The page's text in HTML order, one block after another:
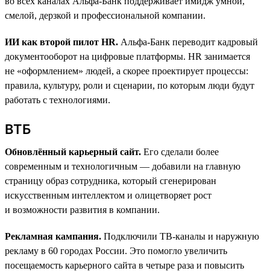
смелой, дерзкой и профессиональной компании.
ИИ как второй пилот HR. Альфа-Банк переводит кадровый
документооборот на цифровые платформы. HR занимается
не «оформлением» людей, а скорее проектирует процессы:
правила, культуру, роли и сценарии, по которым люди будут
работать с технологиями.
ВТБ
Обновлённый карьерный сайт. Его сделали более
современным и технологичным — добавили на главную
страницу образ сотрудника, который сгенерирован
искусственным интеллектом и олицетворяет рост
и возможности развития в компании.
Рекламная кампания. Подключили ТВ-каналы и наружную
рекламу в 60 городах России. Это помогло увеличить
посещаемость карьерного сайта в четыре раза и повысить